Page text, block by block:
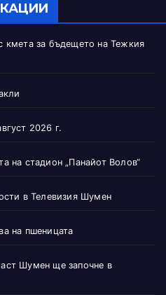
кмета за бъдещето на Тежкия
2026 г.
на стадион „Панайот Волов“
в Телевизия Шумен
на пшеницата
Шумен ще започне в